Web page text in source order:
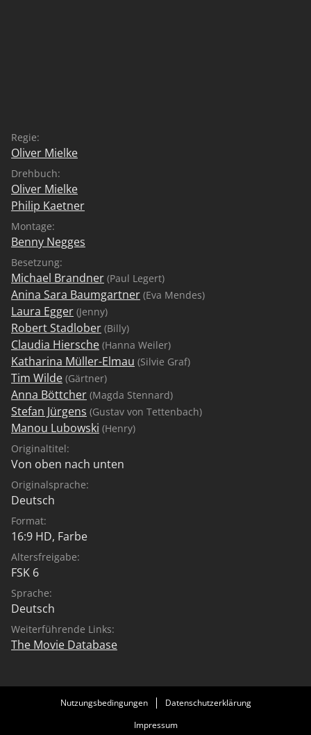
Regie:
Oliver Mielke
Drehbuch:
Oliver Mielke
Philip Kaetner
Montage:
Benny Negges
Besetzung:
Michael Brandner (Paul Legert)
Anina Sara Baumgartner (Eva Mendes)
Laura Egger (Jenny)
Robert Stadlober (Billy)
Claudia Hiersche (Hanna Weiler)
Katharina Müller-Elmau (Silvie Graf)
Tim Wilde (Gärtner)
Anna Böttcher (Magda Stennard)
Stefan Jürgens (Gustav von Tettenbach)
Manou Lubowski (Henry)
Originaltitel:
Von oben nach unten
Originalsprache:
Deutsch
Format:
16:9 HD, Farbe
Altersfreigabe:
FSK 6
Sprache:
Deutsch
Weiterführende Links:
The Movie Database
Nutzungsbedingungen
Datenschutzerklärung
Impressum